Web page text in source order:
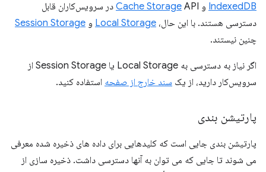
IndexedDB و Cache Storage API در سرویس‌کاران قابل
دسترسی هستند. با این حال، Local Storage و Session Storage
چنین نیستند.
اگر نیاز به دسترسی به Local Storage یا Session Storage از
سرویس‌کار دارید، از یک سند خارج از صفحه استفاده کنید.
پارتیشن بندی
پارتیشن بندی جایی است که کلیدهایی برای داده های ذخیره شده معرفی
می شوند تا جایی که می توان به آنها دسترسی داشت. ذخیره سازی از